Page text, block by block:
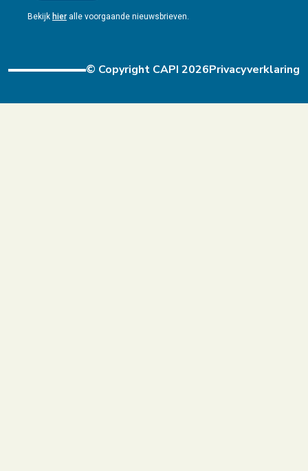
Bekijk hier alle voorgaande nieuwsbrieven.
© Copyright CAPI 2026Privacyverklaring